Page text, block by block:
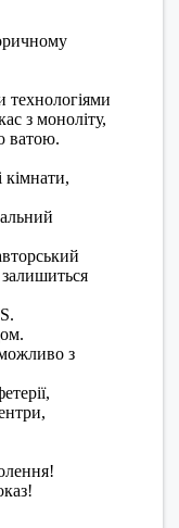
технологіями
з моноліту,
ватою.
кімнати,
з